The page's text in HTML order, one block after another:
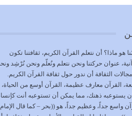
ماذا؟ أن نتعلم القرآن الكريم، ثقافتنا تكون
عنوان حركتنا ونحن نتعلم ونُعلّم ونحن نُرْشِد
الثقافة أن ندور حول ثقافة القرآن الكريم.
القرآن معارف عظيمة، القرآن أوسع من الحياة،
يستوعبه ذهنك، مما يمكن أن تستوعبه أنت
واسع جداً، وعظيم جداً، هو ((بحر – كما قال الإمام